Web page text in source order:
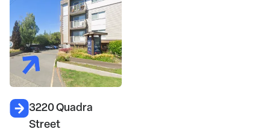
3220 Quadra
Street